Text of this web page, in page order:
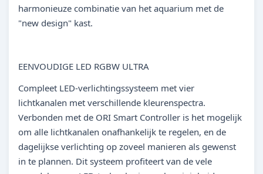
harmonieuze combinatie van het aquarium met de
"new design" kast.
EENVOUDIGE LED RGBW ULTRA
Compleet LED-verlichtingssysteem met vier
lichtkanalen met verschillende kleurenspectra.
Verbonden met de ORI Smart Controller is het mogelijk
om alle lichtkanalen onafhankelijk te regelen, en de
dagelijkse verlichting op zoveel manieren als gewenst
in te plannen. Dit systeem profiteert van de vele